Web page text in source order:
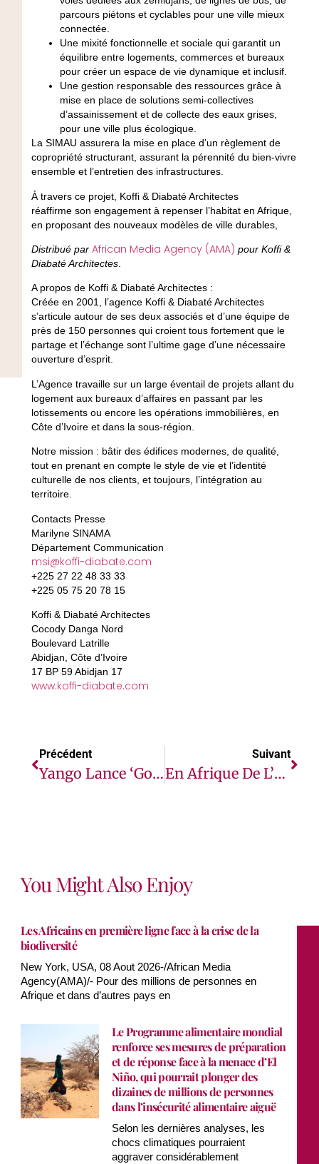
parcours piétons et cyclables pour une ville mieux
connectée.
Une mixité fonctionnelle et sociale qui garantit un
équilibre entre logements, commerces et bureaux
pour créer un espace de vie dynamique et inclusif.
Une gestion responsable des ressources grâce à
mise en place de solutions semi-collectives
d’assainissement et de collecte des eaux grises,
pour une ville plus écologique.
La SIMAU assurera la mise en place d’un règlement de
copropriété structurant, assurant la pérennité du bien-vivre
ensemble et l’entretien des infrastructures.
À travers ce projet, Koffi & Diabaté Architectes
réaffirme son engagement à repenser l’habitat en Afrique,
en proposant des nouveaux modèles de ville durables,
Distribué par African Media Agency (AMA) pour Koffi &
Diabaté Architectes.
A propos de Koffi & Diabaté Architectes :
Créée en 2001, l’agence Koffi & Diabaté Architectes
s’articule autour de ses deux associés et d’une équipe de
près de 150 personnes qui croient tous fortement que le
partage et l’échange sont l’ultime gage d’une nécessaire
ouverture d’esprit.
L’Agence travaille sur un large éventail de projets allant du
logement aux bureaux d’affaires en passant par les
lotissements ou encore les opérations immobilières, en
Côte d’Ivoire et dans la sous-région.
Notre mission : bâtir des édifices modernes, de qualité,
tout en prenant en compte le style de vie et l’identité
culturelle de nos clients, et toujours, l’intégration au
territoire.
Contacts Presse
Marilyne SINAMA
Département Communication
msi@koffi-diabate.com
+225 27 22 48 33 33
+225 05 75 20 78 15
Koffi & Diabaté Architectes
Cocody Danga Nord
Boulevard Latrille
Abidjan, Côte d’Ivoire
17 BP 59 Abidjan 17
www.koffi-diabate.com
Précédent
Yango Lance ‘Goya’ : L’ultime Expérience De Transport Premium À Abidjan
Suivant
En Afrique De L’Est Et Australe, Un Programme De La Banque Mondiale Va Améliorer Les Apprentissages Fondamentaux De Plus De 70 Millions D’enfants
You Might Also Enjoy
Les Africains en première ligne face à la crise de la
biodiversité
New York, USA, 08 Aout 2026-/African Media
Agency(AMA)/- Pour des millions de personnes en
Afrique et dans d’autres pays en
Le Programme alimentaire mondial
renforce ses mesures de préparation
et de réponse face à la menace d’El
Niño, qui pourrait plonger des
dizaines de millions de personnes
dans l’insécurité alimentaire aiguë
Selon les dernières analyses, les
chocs climatiques pourraient
aggraver considérablement